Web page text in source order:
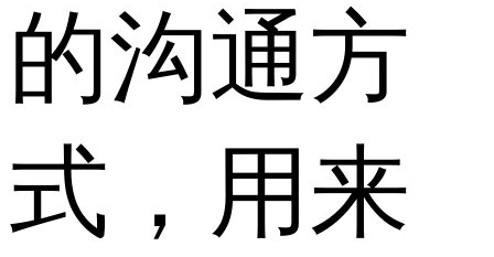
的沟通方
式，用来